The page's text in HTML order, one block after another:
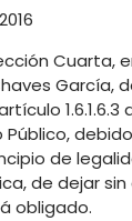
Cuarta,
1.6.1.6.3
Público,
de
de dejar
obligado.